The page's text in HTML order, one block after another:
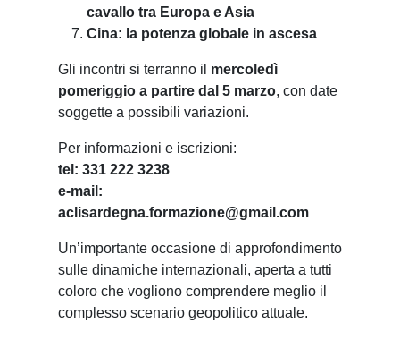
cavallo tra Europa e Asia
Cina: la potenza globale in ascesa
Gli incontri si terranno il mercoledì
pomeriggio a partire dal 5 marzo, con date
soggette a possibili variazioni.
Per informazioni e iscrizioni:
tel: 331 222 3238
e-mail:
aclisardegna.formazione@gmail.com
Un’importante occasione di approfondimento
sulle dinamiche internazionali, aperta a tutti
coloro che vogliono comprendere meglio il
complesso scenario geopolitico attuale.